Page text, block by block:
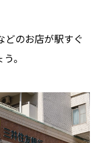
どのお店が駅すぐ
。